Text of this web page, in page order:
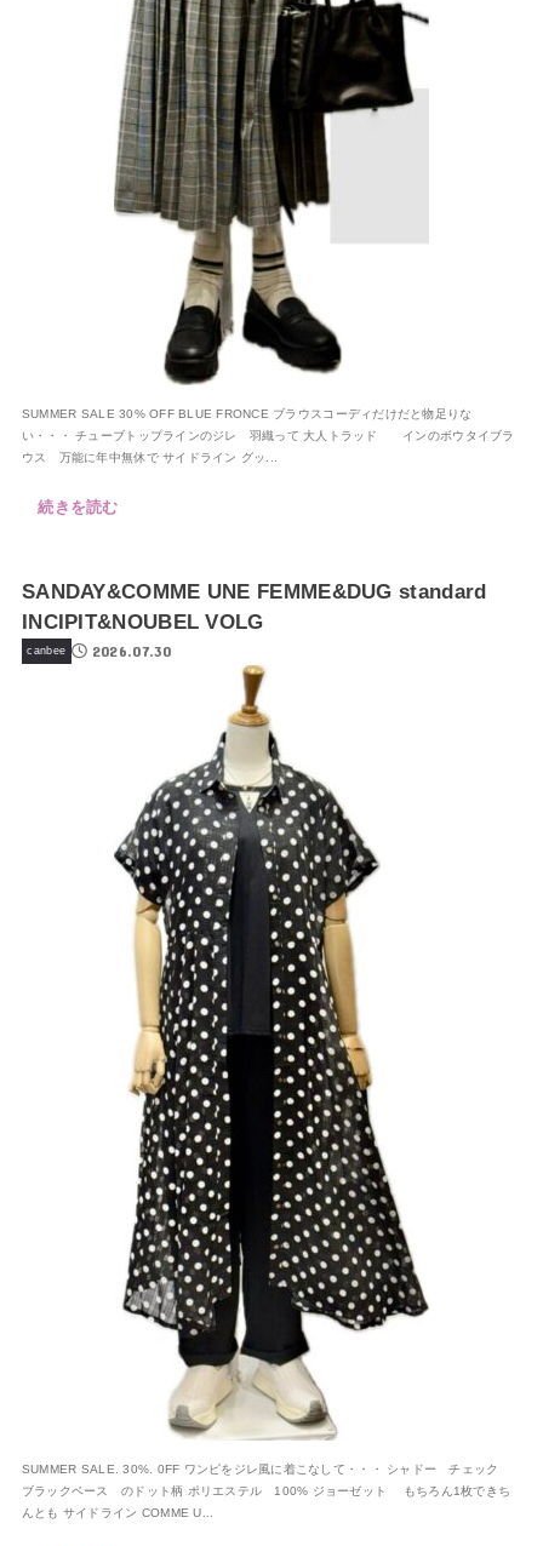
SUMMER SALE 30% OFF BLUE FRONCE ブラウスコーディだけだと物足りな
い・・・ チューブトップラインのジレ 羽織って 大人トラッド インのボウタイブラ
ウス 万能に年中無休で サイドライン グッ...
続きを読む
SANDAY&COMME UNE FEMME&DUG standard
INCIPIT&NOUBEL VOLG
canbee 2026.07.30
SUMMER SALE. 30%. 0FF ワンピをジレ風に着こなして・・・ シャドー チェック
ブラックベース のドット柄 ポリエステル 100% ジョーゼット もちろん1枚できち
んとも サイドライン COMME U...